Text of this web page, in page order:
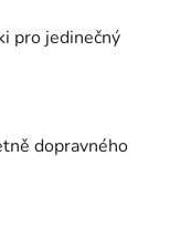
pro jedinečný
dopravného